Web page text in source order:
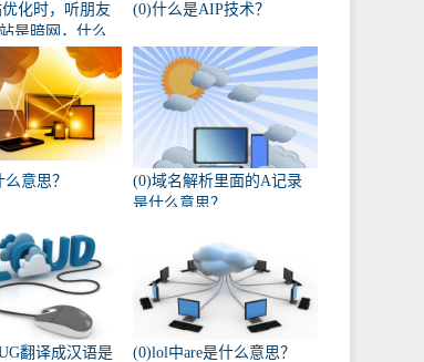
化时，听朋友
是暗网，什么
(0)什么是AIP技术？
意思？
(0)域名解析里面的A记录
是什么意思？
翻译成汉语是
(0)lol中are是什么意思？